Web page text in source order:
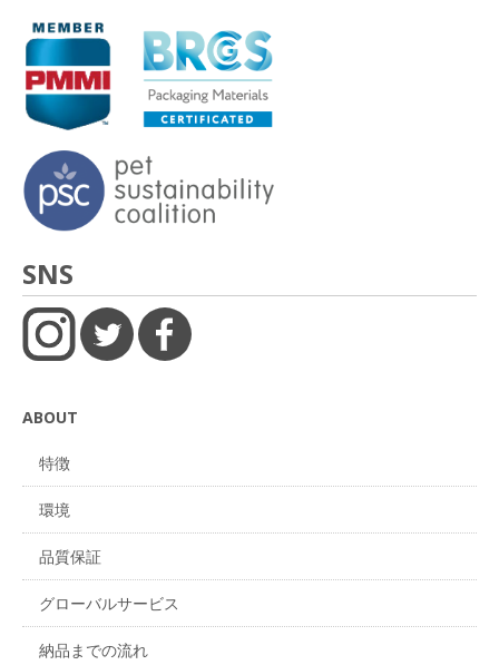
SNS
ABOUT
特徴
環境
品質保証
グローバルサービス
納品までの流れ